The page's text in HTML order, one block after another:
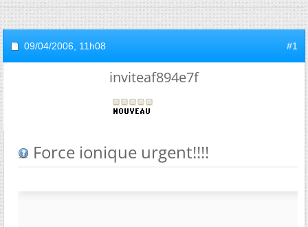
09/04/2006, 11h08 #1
inviteaf894e7f
Force ionique urgent!!!!